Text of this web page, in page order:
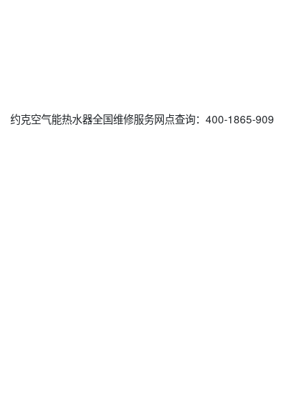
约克空气能热水器全国维修服务网点查询：400-1865-909